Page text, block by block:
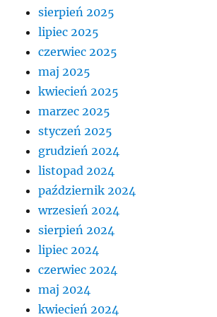
sierpień 2025
lipiec 2025
czerwiec 2025
maj 2025
kwiecień 2025
marzec 2025
styczeń 2025
grudzień 2024
listopad 2024
październik 2024
wrzesień 2024
sierpień 2024
lipiec 2024
czerwiec 2024
maj 2024
kwiecień 2024